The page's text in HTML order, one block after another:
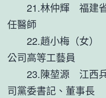
21.林仲輝 福建
任醫師
22.趙小梅（女）
公司高等工藝員
23.陳堃源 江西
司黨委書記、董事長